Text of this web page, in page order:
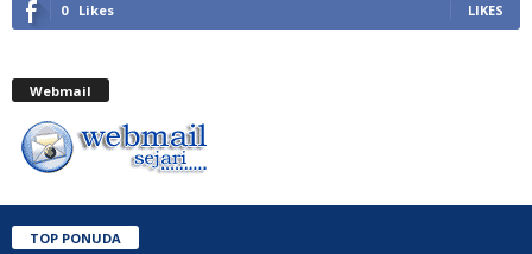
0 Likes LIKES
Webmail
TOP PONUDA